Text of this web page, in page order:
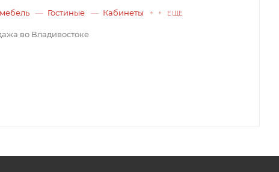
Гостиные Кабинеты + + ЕЩЕ
во Владивостоке